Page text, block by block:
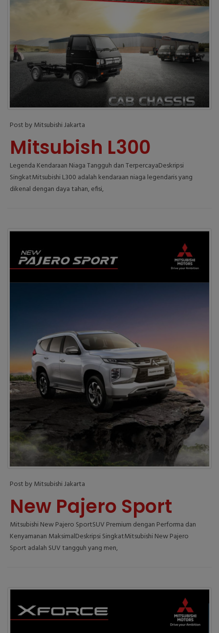
Post by Mitsubishi Jakarta
Mitsubish L300
Legenda Kendaraan Niaga Tangguh dan TerpercayaDeskripsi
SingkatMitsubishi L300 adalah kendaraan niaga legendaris yang
dikenal dengan daya tahan, efisi,
Post by Mitsubishi Jakarta
New Pajero Sport
Mitsubishi New Pajero SportSUV Premium dengan Performa dan
Kenyamanan MaksimalDeskripsi SingkatMitsubishi New Pajero
Sport adalah SUV tangguh yang men,